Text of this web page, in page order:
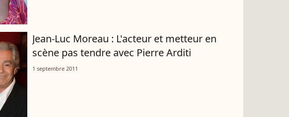
Jean-Luc Moreau : L'acteur et metteur en
scène pas tendre avec Pierre Arditi
1 septembre 2011